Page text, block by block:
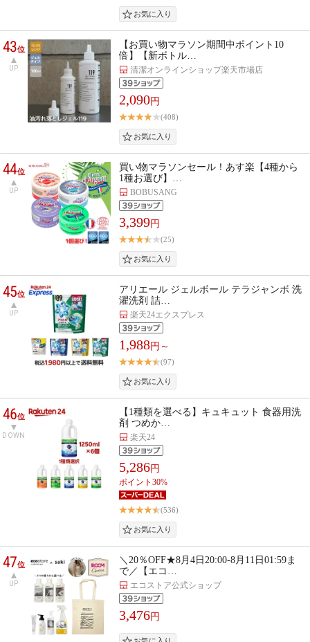
43位
UP
【お買い物マラソン期間中ポイント10
倍】【新ボトル…
清潔オンラインショップ楽天市場店
2,090円
(408)
44位
UP
買い物マラソンセール！あす楽【4種から
1種お選び】…
BOBUSANG
3,399円
(25)
45位
UP
アリエール ジェルボール テラジャンボ 洗
濯洗剤 詰…
楽天24エクスプレス
1,988円～
(97)
46位
DOWN
【1種類を選べる】キュキュット 食器用洗
剤 つめか…
楽天24
5,286円
ポイント30%
(536)
47位
UP
＼20％OFF★8月4日20:00-8月11日01:59ま
で／【エコ…
エコストア公式ショップ
3,476円